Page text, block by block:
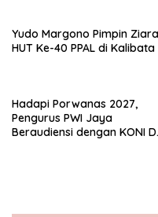
Yudo Margono Pimpin
HUT Ke-40 PPAL di Kalibata
Hadapi Porwanas 2027,
Pengurus PWI Jaya
Beraudiensi dengan KONI